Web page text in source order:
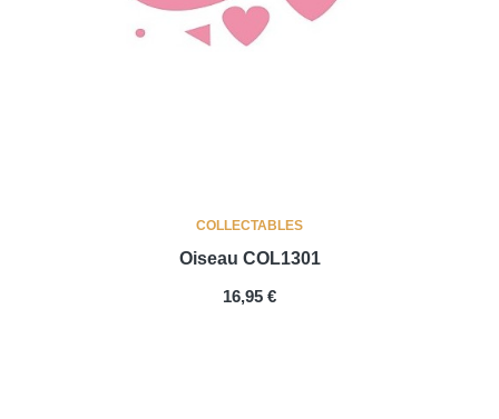
COLLECTABLES
Oiseau COL1301
PRIX
16,95 €